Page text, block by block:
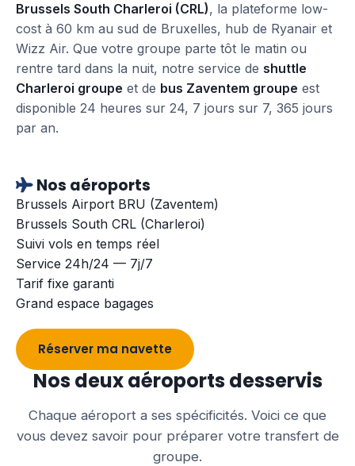
Brussels South Charleroi (CRL), la plateforme low-
cost à 60 km au sud de Bruxelles, hub de Ryanair et
Wizz Air. Que votre groupe parte tôt le matin ou
rentre tard dans la nuit, notre service de shuttle
Charleroi groupe et de bus Zaventem groupe est
disponible 24 heures sur 24, 7 jours sur 7, 365 jours
par an.
Nos aéroports
Brussels Airport BRU (Zaventem)
Brussels South CRL (Charleroi)
Suivi vols en temps réel
Service 24h/24 — 7j/7
Tarif fixe garanti
Grand espace bagages
Réserver ma navette
Nos deux aéroports desservis
Chaque aéroport a ses spécificités. Voici ce que
vous devez savoir pour préparer votre transfert de
groupe.